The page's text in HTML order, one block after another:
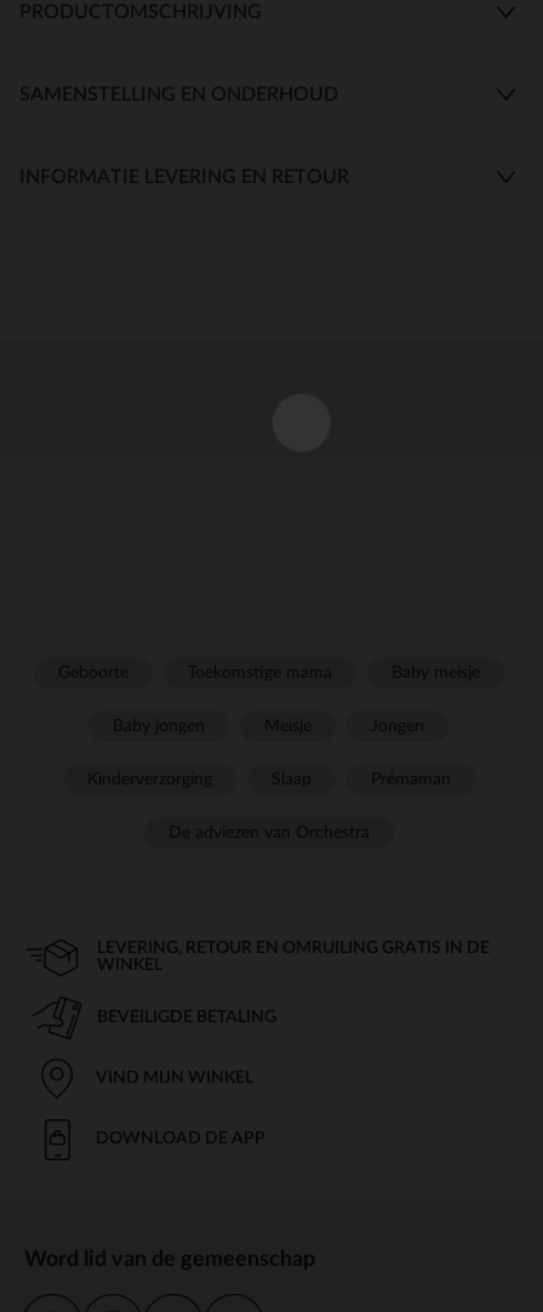
PRODUCTOMSCHRIJVING
SAMENSTELLING EN ONDERHOUD
INFORMATIE LEVERING EN RETOUR
LEVERING, RETOUR EN OMRUILING GRATIS IN DE
WINKEL
BEVEILIGDE BETALING
VIND MIJN WINKEL
DOWNLOAD DE APP
Word lid van de gemeenschap